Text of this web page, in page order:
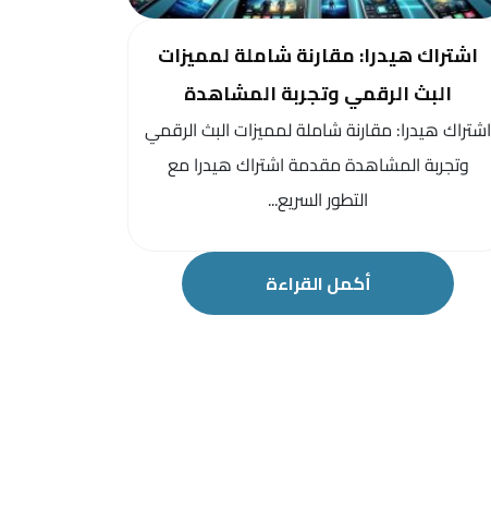
اشتراك هيدرا: مقارنة شاملة لمميزات
البث الرقمي وتجربة المشاهدة
اشتراك هيدرا: مقارنة شاملة لمميزات البث الرقمي
وتجربة المشاهدة مقدمة اشتراك هيدرا مع
التطور السريع...
أكمل القراءة